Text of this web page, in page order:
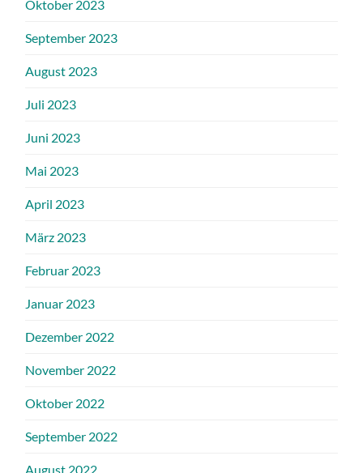
Oktober 2023
September 2023
August 2023
Juli 2023
Juni 2023
Mai 2023
April 2023
März 2023
Februar 2023
Januar 2023
Dezember 2022
November 2022
Oktober 2022
September 2022
August 2022